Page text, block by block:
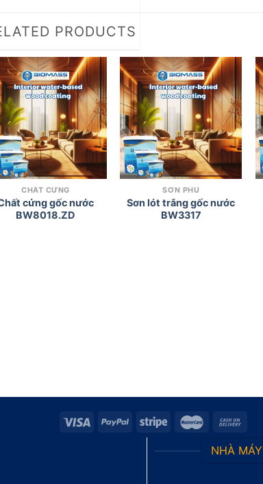
PRODUCTS
Add to
wishlist
CHẤT CỨNG
cứng gốc nước
BW8018.ZD
Add to
wishlist
SƠN PHỦ
Sơn lót trắng gốc nước
BW3317
NHÀ MÁY